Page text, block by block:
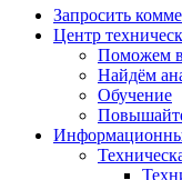
Запросить
Центр
Поможем
Найдём
Обучение